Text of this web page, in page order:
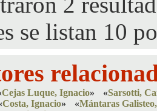
se listan 10
Cejas Luque, Ignacio» «Sarsotti,
Costa, Ignacio» «Mántaras